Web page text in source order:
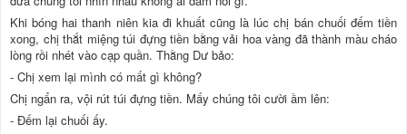
Khi bóng hai thanh niên kia đi khuất cũng là lúc chị bán chuối đếm tiền
xong, chị thắt miệng túi đựng tiền bằng vải hoa vàng đã thành màu cháo
lòng rồi nhét vào cạp quần. Thằng Dư bảo:
- Chị xem lại mình có mất gì không?
Chị ngẩn ra, vội rút túi đựng tiền. Mấy chúng tôi cười ầm lên:
- Đếm lại chuối ấy.